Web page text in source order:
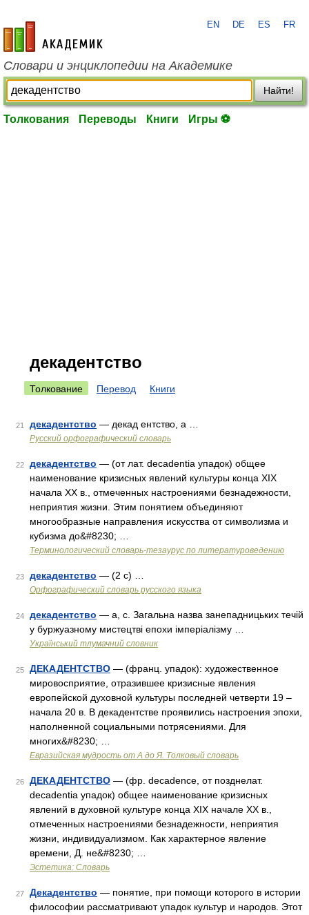
academic.ru
EN DE ES FR
Словари и энциклопедии на Академике
Найти!
Толкования Переводы Книги Игры ⚽
декадентство
Толкование Перевод Книги
21 декадентство — декад ентство, а …
Русский орфографический словарь
22 декадентство — (от лат. decadentia упадок) общее
наименование кризисных явлений культуры конца XIX
начала XX в., отмеченных настроениями безнадежности,
неприятия жизни. Этим понятием объединяют
многообразные направления искусства от символизма и
кубизма до&#8230; …
Терминологический словарь-тезаурус по литературоведению
23 декадентство — (2 с) …
Орфографический словарь русского языка
24 декадентство — а, с. Загальна назва занепадницьких течій
у буржуазному мистецтві епохи імперіалізму …
Український тлумачний словник
25 ДЕКАДЕНТСТВО — (франц. упадок): художественное
мировосприятие, отразившее кризисные явления
европейской духовной культуры последней четверти 19 –
начала 20 в. В декадентстве проявились настроения эпохи,
наполненной социальными потрясениями. Для
многих&#8230; …
Евразийская мудрость от А до Я. Толковый словарь
26 ДЕКАДЕНТСТВО — (фр. decadence, от позднелат.
decadentia упадок) общее наименование кризисных
явлений в духовной культуре конца XIX начале XX в.,
отмеченных настроениями безнадежности, неприятия
жизни, индивидуализмом. Как характерное явление
времени, Д. не&#8230; …
Эстетика: Словарь
27 Декадентство — понятие, при помощи которого в истории
философии рассматривают упадок культур и народов. Этот